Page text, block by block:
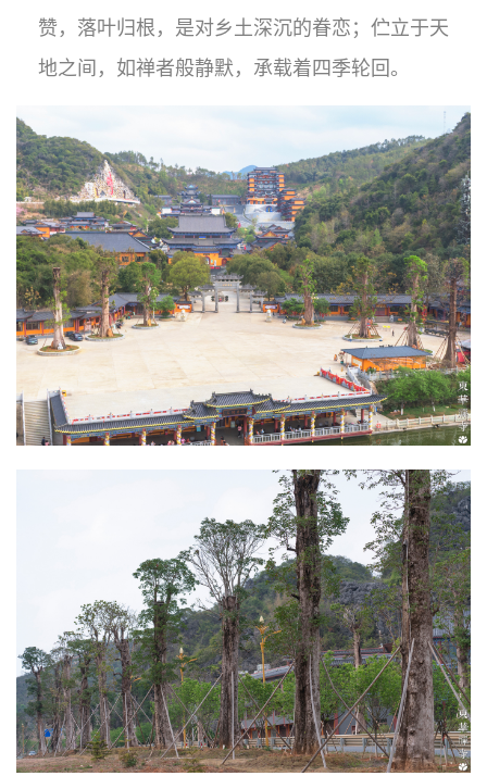
赞，落叶归根，是对乡土深沉的眷恋；伫立于天
地之间，如禅者般静默，承载着四季轮回。